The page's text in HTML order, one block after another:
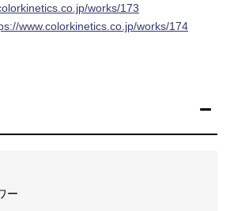
works/173
www.colorkinetics.co.jp/works/174
ー